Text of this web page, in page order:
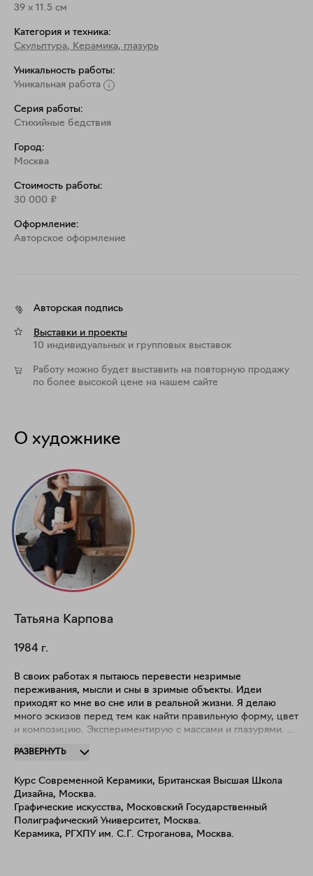
39 x 11.5 см
Категория и техника:
Скульптура, Керамика, глазурь
Уникальность работы:
Уникальная работа
Серия работы:
Стихийные бедствия
Город:
Москва
Стоимость работы:
30 000 ₽
Оформление:
Aвторское оформление
Авторская подпись
Выставки и проекты
10 индивидуальных и групповых выставок
Работу можно будет выставить на повторную продажу
по более высокой цене на нашем сайте
О художнике
Татьяна Карпова
1984 г.
В своих работах я пытаюсь перевести незримые
переживания, мысли и сны в зримые объекты. Идеи
приходят ко мне во сне или в реальной жизни. Я делаю
много эскизов перед тем как найти правильную форму, цвет
и композицию. Экспериментирую с массами и глазурями. Я
люблю чувствовать материал и направлять его. Смешиваю
плавные, струящиеся, гладкие. В своём творчестве я
исследую мир внутри себя, пытаюсь вынести его наружу и
примирить с окружающим.
РАЗВЕРНУТЬ
Курс Современной Керамики, Британская Высшая Школа
Дизайна, Москва.
Графические искусства, Московский Государственный
Полиграфический Университет, Москва.
Керамика, РГХПУ им. С.Г. Строганова, Москва.